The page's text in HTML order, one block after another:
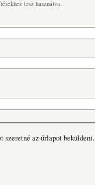
lesz használva.
szeretné az űrlapot beküldeni.